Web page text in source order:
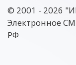
© 2001 - 2026
Электронное
РФ